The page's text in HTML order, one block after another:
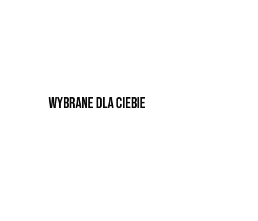
Wybrane dla Ciebie